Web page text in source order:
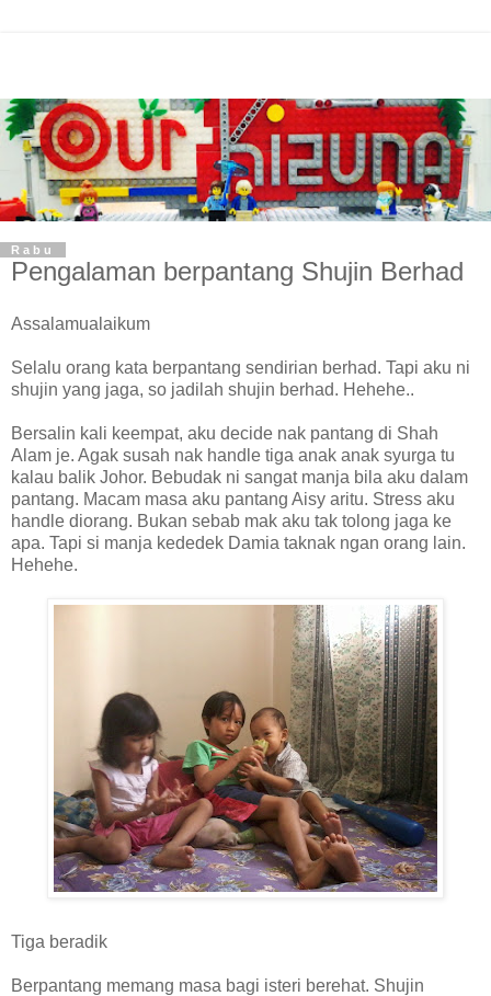
Rabu
Pengalaman berpantang Shujin Berhad
Assalamualaikum
Selalu orang kata berpantang sendirian berhad. Tapi aku ni
shujin yang jaga, so jadilah shujin berhad. Hehehe..
Bersalin kali keempat, aku decide nak pantang di Shah
Alam je. Agak susah nak handle tiga anak anak syurga tu
kalau balik Johor. Bebudak ni sangat manja bila aku dalam
pantang. Macam masa aku pantang Aisy aritu. Stress aku
handle diorang. Bukan sebab mak aku tak tolong jaga ke
apa. Tapi si manja kededek Damia taknak ngan orang lain.
Hehehe.
Tiga beradik
Berpantang memang masa bagi isteri berehat. Shujin